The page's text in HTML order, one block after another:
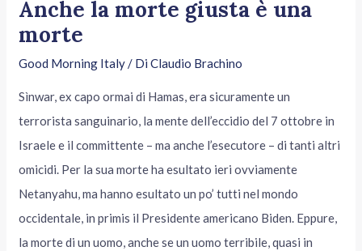
Anche la morte giusta è una
morte
Good Morning Italy/ DiClaudio Brachino
Sìnwar, ex capo ormai di Hamas, era sicuramente un
terrorista sanguinario, la mente dell’eccidio del 7 ottobre in
Israele e il committente – ma anche l’esecutore – di tanti altri
omicidi. Per la sua morte ha esultato ieri ovviamente
Netanyahu, ma hanno esultato un po’ tutti nel mondo
occidentale, in primis il Presidente americano Biden. Eppure,
la morte di un uomo, anche se un uomo terribile, quasi in